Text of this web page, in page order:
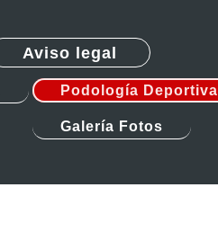
Aviso legal
Podología Deportiva
Galería Fotos